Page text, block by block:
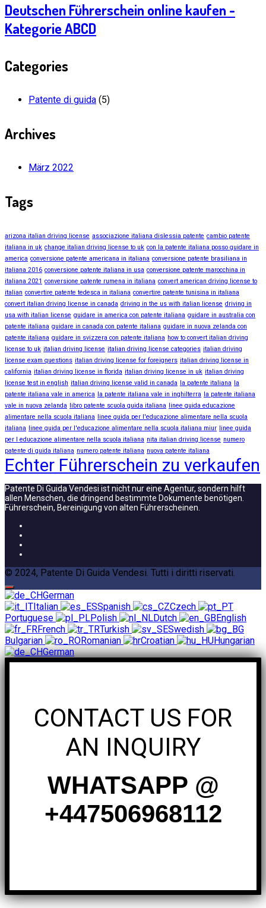
Deutschen Führerschein online kaufen -
Kategorie ABCD
Categories
Patente di guida (5)
Archives
März 2022
Tags
arizona italian driving license associazione italiana dislessia patente cambio patente
italiana in uk change italian driving license to uk con la patente italiana posso guidare in
america conversione patente americana in italiana conversione patente brasiliana in
italiana 2016 conversione patente italiana in usa conversione patente marocchina in
italiana 2021 conversione patente rumena in italiana convert american driving license to
italian convertire patente tedesca in italiana convertire patente tunisina in italiana
convert italian driving license in canada driving in the us with italian license driving in
usa with italian license guidare in america con patente italiana guidare in australia con
patente italiana guidare in canada con patente italiana guidare in nuova zelanda con
patente italiana guidare in svizzera con patente italiana how to convert italian driving
license to uk italian driving license italian driving license categories italian driving
license exam questions italian driving license for foreigners italian driving license in
california italian driving license in florida italian driving license in uk italian driving
license test in english italian driving license valid in canada la patente italiana
la
patente italiana vale in america
la patente italiana vale in inghilterra
la patente italiana
vale in nuova zelanda
libro patente scuola guida italiana
linee guida educazione
alimentare nella scuola italiana
linee guida per l'educazione alimentare nella scuola
italiana
linee guida per l'educazione alimentare nella scuola italiana miur linee guida
per l educazione alimentare nella scuola italiana nita italian driving license numero
patente di guida italiana numero patente italiana nuova patente italiana
Echter Führerschein zu verkaufen
Patente Di Guida Vendesi ist nicht nur eine Agentur, sondern hilft
allen Menschen, die dringend bestimmte Dokumente benötigen.
Führerschein, Bereinigung von alten Führerscheinen.
© 2024, Patente Di Guida Vendesi. Tutti i diritti riservati.
German
Italian
Spanish
Czech
Portuguese
Polish Dutch
English
French
Turkish
Swedish
Bulgarian
Romanian Croatian
Hungarian
German
CONTACT US FOR
AN INQUIRY
WHATSAPP @
+447506968112